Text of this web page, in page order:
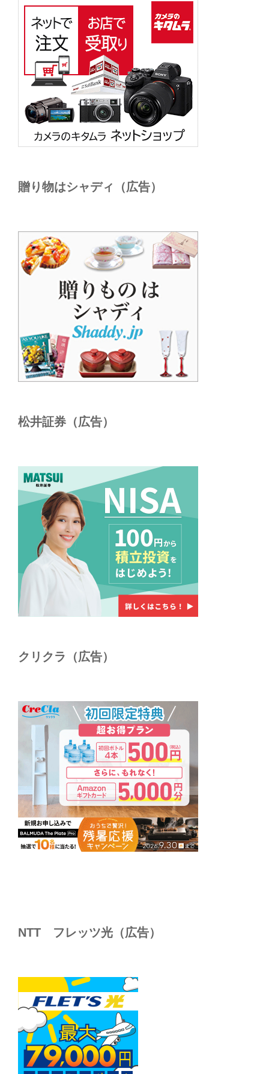
贈り物はシャディ（広告）
松井証券（広告）
クリクラ（広告）
NTT フレッツ光（広告）